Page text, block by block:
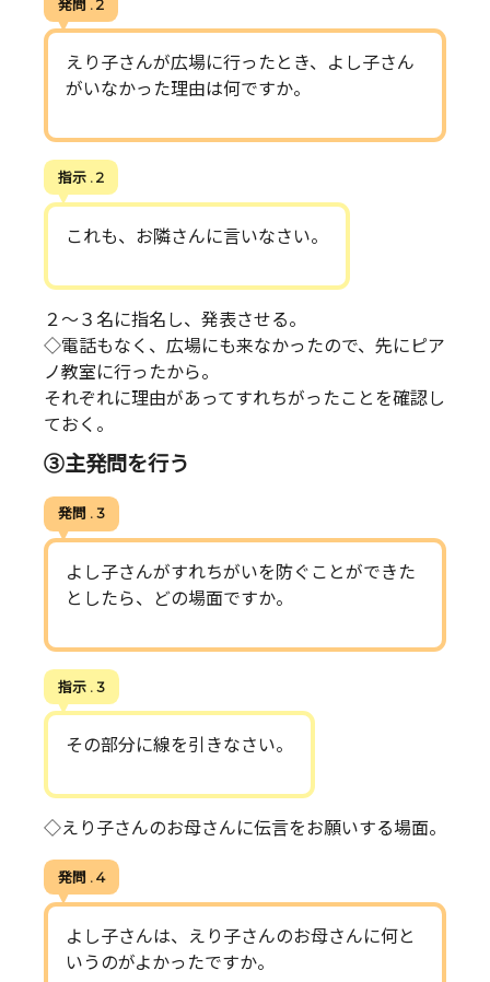
発問 . 2
えり子さんが広場に行ったとき、よし子さん
がいなかった理由は何ですか。
指示 . 2
これも、お隣さんに言いなさい。
２～３名に指名し、発表させる。
◇電話もなく、広場にも来なかったので、先にピア
ノ教室に行ったから。
それぞれに理由があってすれちがったことを確認し
ておく。
③主発問を行う
発問 . 3
よし子さんがすれちがいを防ぐことができた
としたら、どの場面ですか。
指示 . 3
その部分に線を引きなさい。
◇えり子さんのお母さんに伝言をお願いする場面。
発問 . 4
よし子さんは、えり子さんのお母さんに何と
いうのがよかったですか。